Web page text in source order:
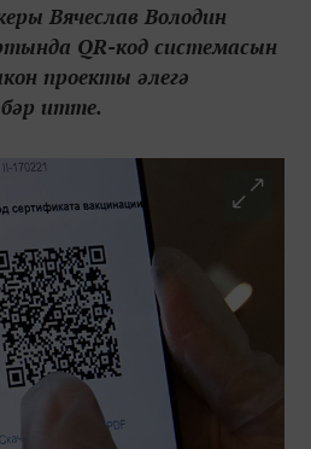
Вячеслав Володин
QR-код системасын
проекты әлегә
итте.